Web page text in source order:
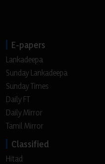
E-papers
Lankadeepa
Sunday Lankadeepa
Sunday Times
Daily FT
Daily Mirror
Tamil Mirror
Classified
Hitad